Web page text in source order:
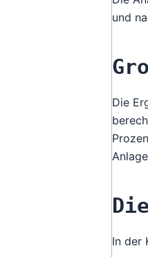
und
Die
In der